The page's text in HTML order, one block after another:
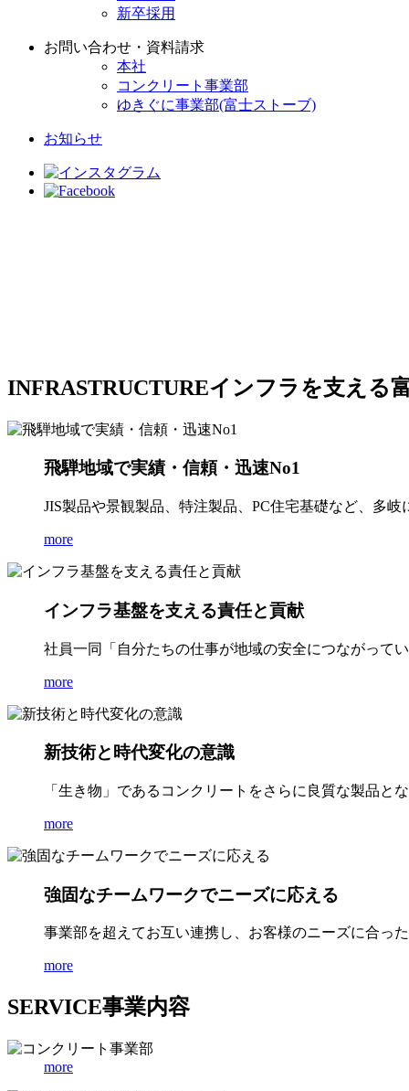
新卒採用
お問い合わせ・資料請求
本社
コンクリート事業部
ゆきぐに事業部(富士ストーブ)
お知らせ
INFRASTRUCTUREインフラを支える
飛騨地域で実績・信頼・迅速No1
JIS製品や景観製品、特注製品、PC住宅基礎など、多
more
インフラ基盤を支える責任と貢献
社員一同「自分たちの仕事が地域の安全につながって
more
新技術と時代変化の意識
「生き物」であるコンクリートをさらに良質な製品と
more
強固なチームワークでニーズに応える
事業部を超えてお互い連携し、お客様のニーズに合っ
more
SERVICE事業内容
more